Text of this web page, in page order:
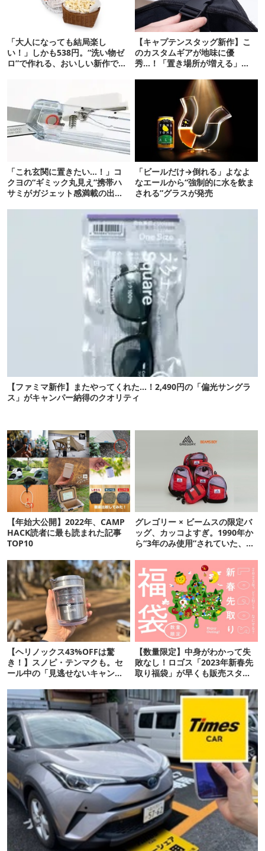
「大人になっても結局楽し
い！」しかも538円。“洗い物ゼ
ロ”で作れる、おいしい新作です
【キャプテンスタッグ新作】こ
のカスタムギアが地味に優
秀…！「置き場所が増える」
「これ玄関に置きたい…！」コ
クヨの“ギミック丸見え”携帯ハ
サミがガジェット感満載の出来
「ビールだけ→倒れる」よなよ
なエールから“強制的に水を飲ま
される”グラスが発売
【ファミマ新作】またやってくれた…！2,490円の「偏光サングラ
ス」がキャンパー納得のクオリティ
【年始大公開】2022年、CAMP
HACK読者に最も読まれた記事
TOP10
グレゴリー × ビームスの限定バ
ッグ、カッコよすぎ。1990年か
ら“3年のみ使用”されていた、紫
【ヘリノックス43%OFFは驚
き！】スノピ・テンマクも。セ
ール中の「見逃せないキャンプ
【数量限定】中身がわかって失
敗なし！ロゴス「2023年新春先
取り福袋」が早くも販売スター